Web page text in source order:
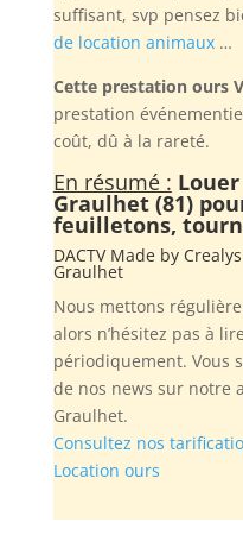
suffisant, svp pensez
de location animaux…
Cette prestation ours
prestation
coût, dû à la rareté.
En résumé :
Graulhet (81)
feuilletons,
DACTV Made by
Graulhet
Nous mettons
alors n’hésitez pas à
périodiquement. Vous
de nos news sur notre
Graulhet.
Consultez nos
Location ours